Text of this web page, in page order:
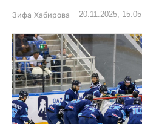
Зифа Хабирова 20.11.2025, 15:05